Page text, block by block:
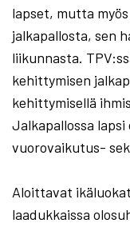
lapset, mutta
jalkapallosta, sen
liikunnasta.
kehittymisen
kehittymisellä
Jalkapallossa
vuorovaikutus-
Aloittavat
laadukkaissa